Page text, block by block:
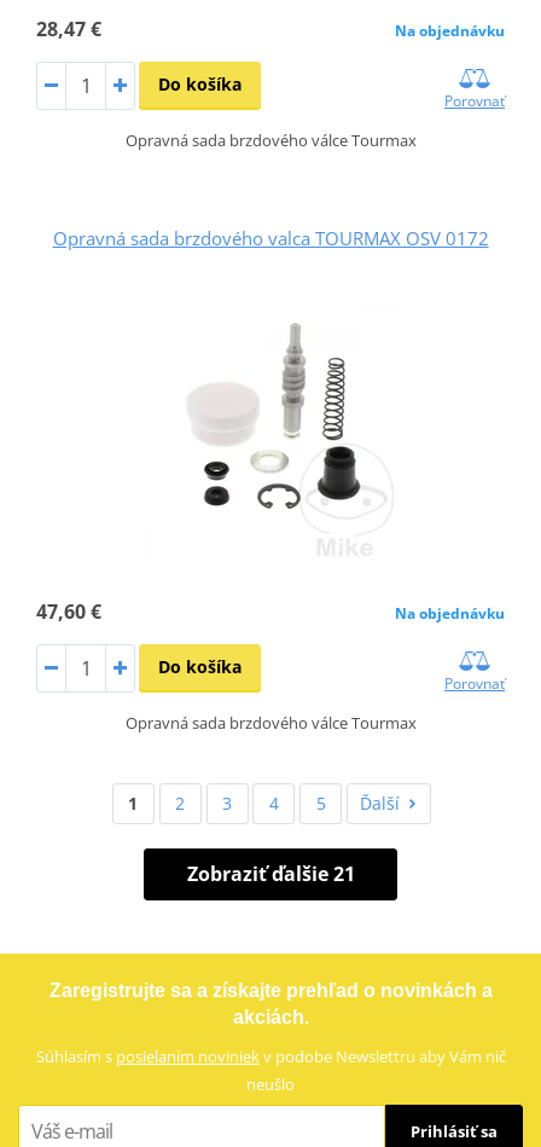
28,47 € Na objednávku
Do košíka
Porovnať
Opravná sada brzdového válce Tourmax
Opravná sada brzdového valca TOURMAX OSV 0172
47,60 € Na objednávku
Do košíka
Porovnať
Opravná sada brzdového válce Tourmax
1 2 3 4 5 Ďalší
Zobraziť ďalšie 21
Zaregistrujte sa a získajte prehľad o novinkách a
akciách.
Súhlasím s posielaním noviniekv podobe Newslettru aby Vám nič
neušlo
Prihlásiť sa